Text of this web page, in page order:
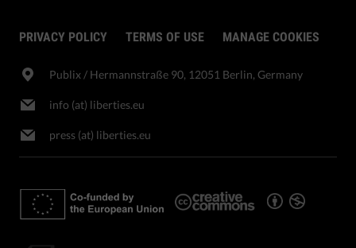
PRIVACY POLICY TERMS OF USE MANAGE COOKIES
Publix​ / Hermannstraße 90, 12051 Berlin, Germany
info (at) liberties.eu
press (at) liberties.eu